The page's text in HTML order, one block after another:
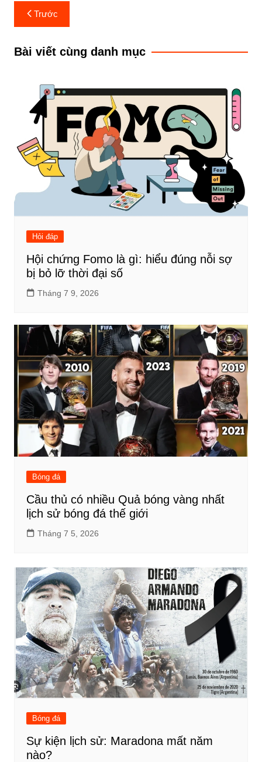
Điều
hướng
bài
Trước
Bài viết cùng danh mục
Hỏi đáp
Hội chứng Fomo là gì: hiểu đúng nỗi sợ
bị bỏ lỡ thời đại số
Tháng 7 9, 2026
Bóng đá
Cầu thủ có nhiều Quả bóng vàng nhất
lịch sử bóng đá thế giới
Tháng 7 5, 2026
Bóng đá
Sự kiện lịch sử: Maradona mất năm
nào?